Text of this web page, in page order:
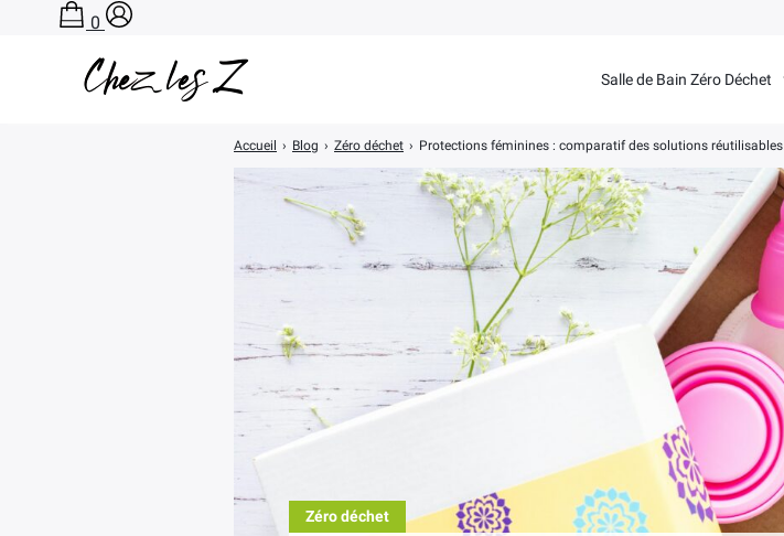
Zéro déchet
Accueil › Blog › Zéro déchet › Protections féminines : comparatif des solutions réutilisables
0
Salle de Bain Zéro Déchet